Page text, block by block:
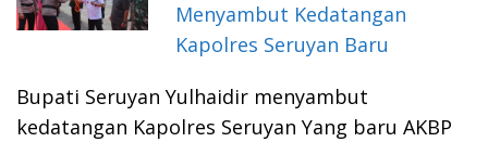
Menyambut Kedatangan
Kapolres Seruyan Baru
Bupati Seruyan Yulhaidir menyambut
kedatangan Kapolres Seruyan Yang baru AKBP